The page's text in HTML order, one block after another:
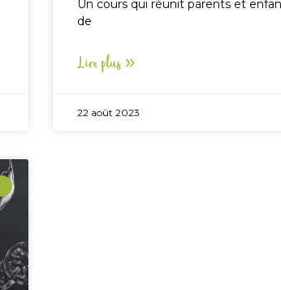
Un cours qui réunit parents et
de
Lire plus »
22 août 2023